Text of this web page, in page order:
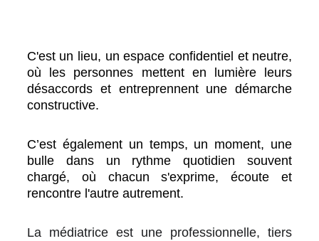
C'est un lieu, un espace confidentiel et neutre,
où les personnes mettent en lumière leurs
désaccords et entreprennent une démarche
constructive.
C’est également un temps, un moment, une
bulle dans un rythme quotidien souvent
chargé, où chacun s'exprime, écoute et
rencontre l'autre autrement.
La médiatrice est une professionnelle, tiers